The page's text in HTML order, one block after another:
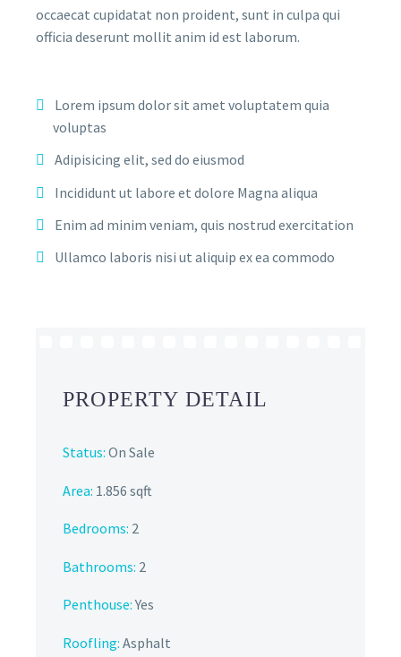
occaecat cupidatat non proident, sunt in culpa qui
officia deserunt mollit anim id est laborum.
Lorem ipsum dolor sit amet voluptatem quia
voluptas
Adipisicing elit, sed do eiusmod
Incididunt ut labore et dolore Magna aliqua
Enim ad minim veniam, quis nostrud exercitation
Ullamco laboris nisi ut aliquip ex ea commodo
PROPERTY DETAIL
Status: On Sale
Area: 1.856 sqft
Bedrooms: 2
Bathrooms: 2
Penthouse:Yes
Roofling: Asphalt